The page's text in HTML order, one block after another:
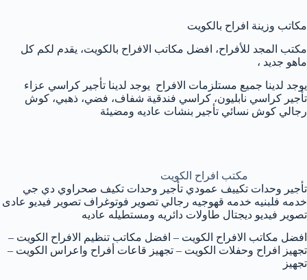
مكاتب وزينة افراح بالكويت
مكتب المجد للأفراح، افضل مكاتب الافراح بالكويت، يقدم لكم كل
ماهو جديد ،
يوجد لدينا جميع مستلزمات الافراح يوجد لدينا تأجير كراسي عزاء
تأجير كراسي نابليون، كراسي فندقية شفاف، فضي، ذهبي، كوش
رجالي كوش نسائي تأجير بنشات عاديه ومضيئة
مكتب افراح الكويت
تأجير وحدات تكييف عمودي تأجير وحدات تكيف صحراوي دي جي
خدمه فلبنيه خدمه قهوجيه رجالي تصوير فوتوغراف تصوير فيديو عادى
تصوير فيديو ديجتال طاولات دائريه ومستطيله عاديه
افضل مكاتب الافراح الكويت – افضل مكاتب تنظيم الافراح الكويت –
تجهيز افراح وحفلات الكويت – تجهيز قاعات أفراح واعراس الكويت –
تجهيز